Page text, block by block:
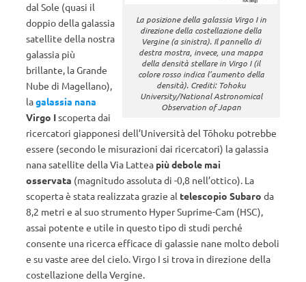
La posizione della galassia Virgo I in
direzione della costellazione della
Vergine (a sinistra). Il pannello di
destra mostra, invece, una mappa
della densità stellare in Virgo I (il
colore rosso indica l’aumento della
densità). Crediti: Tohoku
University/National Astronomical
Observation of Japan
dal Sole (quasi il
doppio della galassia
satellite della nostra
galassia più
brillante, la Grande
Nube di Magellano),
lagalassia nana
Virgo Iscoperta dai
ricercatori giapponesi dell’Università del Tōhoku potrebbe
essere (secondo le misurazioni dai ricercatori) la galassia
nana satellite della Via Lattea più debole mai
osservata (magnitudo assoluta di -0,8 nell’ottico). La
scoperta è stata realizzata grazie al telescopio Subaro da
8,2 metri e al suo strumento Hyper Suprime-Cam (HSC),
assai potente e utile in questo tipo di studi perché
consente una ricerca efficace di galassie nane molto deboli
e su vaste aree del cielo. Virgo I si trova in direzione della
costellazione della Vergine.